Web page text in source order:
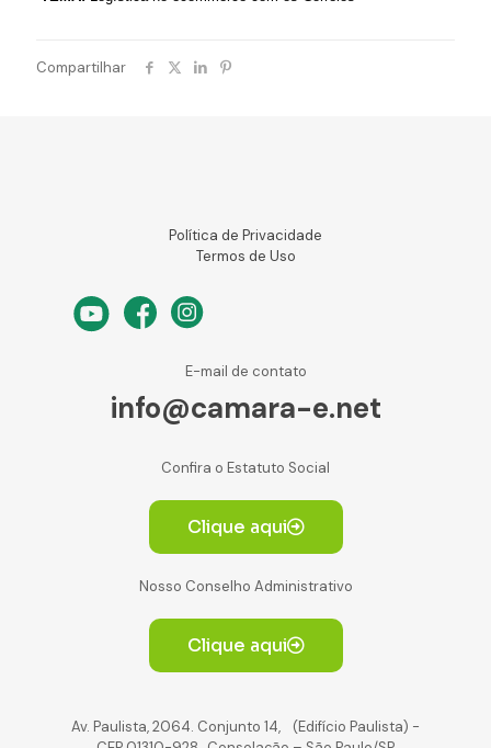
Compartilhar
Política de Privacidade
Termos de Uso
E-mail de contato
info@camara-e.net
Confira o Estatuto Social
Clique aqui
Nosso Conselho Administrativo
Clique aqui
Av. Paulista, 2064. Conjunto 14, (Edifício Paulista) -